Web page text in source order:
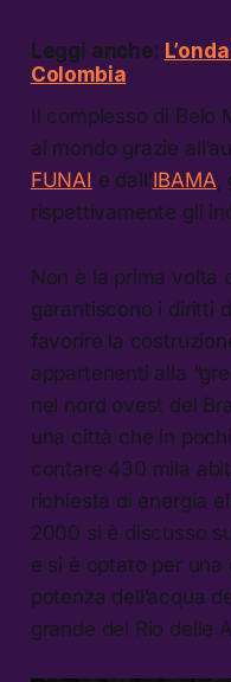
Leggi anche:
Colombia
Il complesso di Belo
al mondo grazie
FUNAI e dall’IBAMA,
rispettivamente gli
Non è la prima volta
garantiscono i diritti
favorire la
appartenenti alla
nel nord ovest del
una città che in
contare 430 mila
richiesta di energia
2000 si è discusso
e si è optato per
potenza dell’acqua
grande del Rio delle